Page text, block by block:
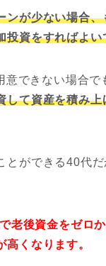
ンが少ない場合、
投資をすればよい
できない場合で
して資産を積み上
とができる40代だ
老後資金をゼロ
高くなります。